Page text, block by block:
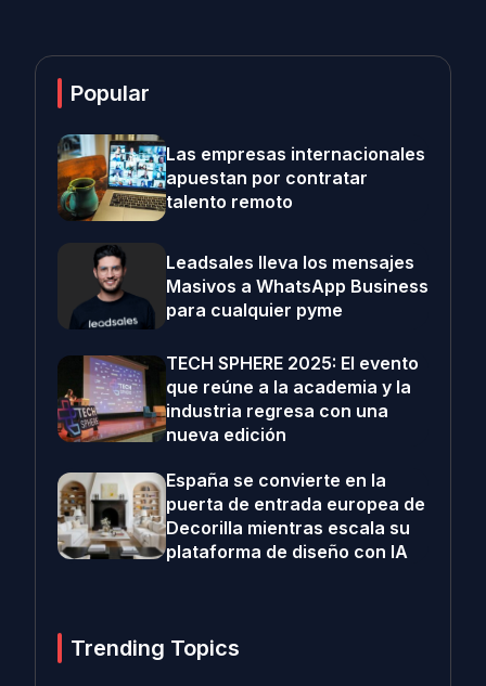
Popular
Las empresas internacionales
apuestan por contratar
talento remoto
Leadsales lleva los mensajes
Masivos a WhatsApp Business
para cualquier pyme
TECH SPHERE 2025: El evento
que reúne a la academia y la
industria regresa con una
nueva edición
España se convierte en la
puerta de entrada europea de
Decorilla mientras escala su
plataforma de diseño con IA
Trending Topics